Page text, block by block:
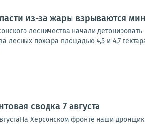
из-за жары взрываются
лесничества начали
лесных пожара площадью 4,5 и 4,7
сводка 7 августа
Херсонском фронте наши